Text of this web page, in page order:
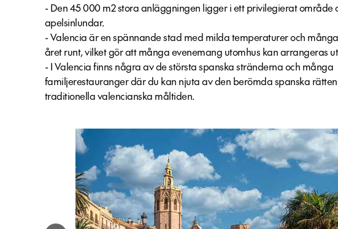
- Den 45 000 m2 stora anläggningen ligger i ett privilegierat område
apelsinlundar.
- Valencia är en spännande stad med milda temperaturer och
året runt, vilket gör att många evenemang utomhus kan arrangeras
- I Valencia finns några av de största spanska stränderna och många
familjerestauranger där du kan njuta av den berömda spanska
traditionella valencianska måltiden.